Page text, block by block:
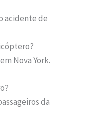
acidente de
Nova York.
da